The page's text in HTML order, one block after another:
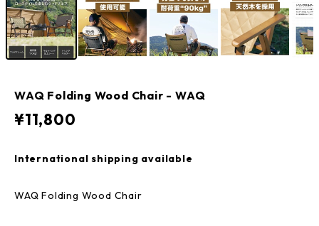
WAQ Folding Wood Chair - WAQ
¥11,800
International shipping available
WAQ Folding Wood Chair